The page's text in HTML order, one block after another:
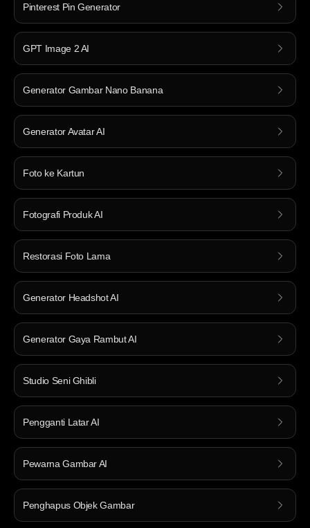
Pinterest Pin Generator
GPT Image 2 AI
Generator Gambar Nano Banana
Generator Avatar AI
Foto ke Kartun
Fotografi Produk AI
Restorasi Foto Lama
Generator Headshot AI
Generator Gaya Rambut AI
Studio Seni Ghibli
Pengganti Latar AI
Pewarna Gambar AI
Penghapus Objek Gambar